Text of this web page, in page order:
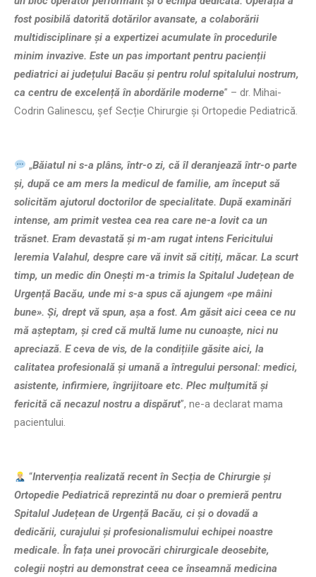
fost posibilă datorită dotărilor avansate, a colaborării
multidisciplinare și a expertizei acumulate în procedurile
minim invazive. Este un pas important pentru pacienții
pediatrici ai județului Bacău și pentru rolul spitalului nostrum,
ca centru de excelență în abordările moderne” – dr. Mihai-
Codrin Galinescu, șef Secție Chirurgie și Ortopedie Pediatrică.
„Băiatul ni s-a plâns, într-o zi, că îl deranjează într-o parte
și, după ce am mers la medicul de familie, am început să
solicităm ajutorul doctorilor de specialitate. După examinări
intense, am primit vestea cea rea care ne-a lovit ca un
trăsnet. Eram devastată și m-am rugat intens Fericitului
Ieremia Valahul, despre care vă invit să citiți, măcar. La scurt
timp, un medic din Onești m-a trimis la Spitalul Județean de
Urgență Bacău, unde mi s-a spus că ajungem «pe mâini
bune». Și, drept vă spun, așa a fost. Am găsit aici ceea ce nu
mă așteptam, și cred că multă lume nu cunoaște, nici nu
apreciază. E ceva de vis, de la condițiile găsite aici, la
calitatea profesională și umană a întregului personal: medici,
asistente, infirmiere, îngrijitoare etc. Plec mulțumită și
fericită că necazul nostru a dispărut”, ne-a declarat mama
pacientului.
“Intervenția realizată recent în Secția de Chirurgie și
Ortopedie Pediatrică reprezintă nu doar o premieră pentru
Spitalul Județean de Urgență Bacău, ci și o dovadă a
dedicării, curajului și profesionalismului echipei noastre
medicale. În fața unei provocări chirurgicale deosebite,
colegii noștri au demonstrat ceea ce înseamnă medicina